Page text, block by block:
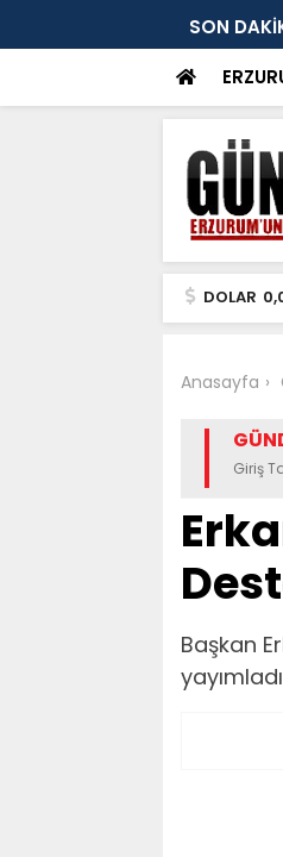
SON
Murat Yakut'un İz Bırakan
DOLAR
Anasayfa
Giriş
Başkan